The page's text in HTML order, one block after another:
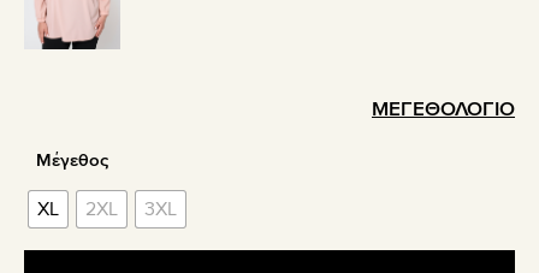
ΜΕΓΕΘΟΛΟΓΙΟ
Μέγεθος
XL 2XL 3XL